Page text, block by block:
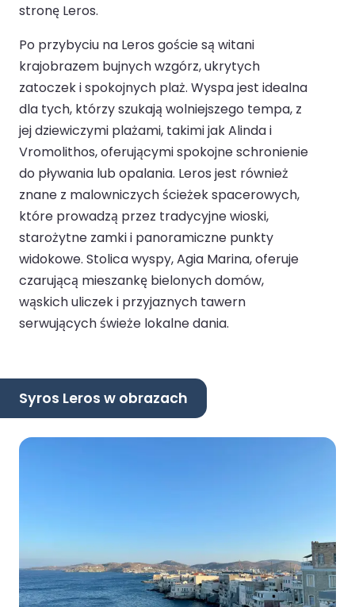
stronę Leros.
Po przybyciu na Leros goście są witani
krajobrazem bujnych wzgórz, ukrytych
zatoczek i spokojnych plaż. Wyspa jest idealna
dla tych, którzy szukają wolniejszego tempa, z
jej dziewiczymi plażami, takimi jak Alinda i
Vromolithos, oferującymi spokojne schronienie
do pływania lub opalania. Leros jest również
znane z malowniczych ścieżek spacerowych,
które prowadzą przez tradycyjne wioski,
starożytne zamki i panoramiczne punkty
widokowe. Stolica wyspy, Agia Marina, oferuje
czarującą mieszankę bielonych domów,
wąskich uliczek i przyjaznych tawern
serwujących świeże lokalne dania.
Syros Leros w obrazach